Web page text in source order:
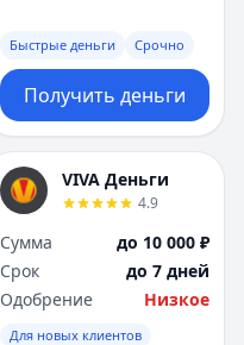
Быстрые деньги Срочно
Получить деньги
VIVA Деньги
4.9
Сумма
до 10 000 ₽
Срок
до 7 дней
Одобрение
Низкое
Для новых клиентов